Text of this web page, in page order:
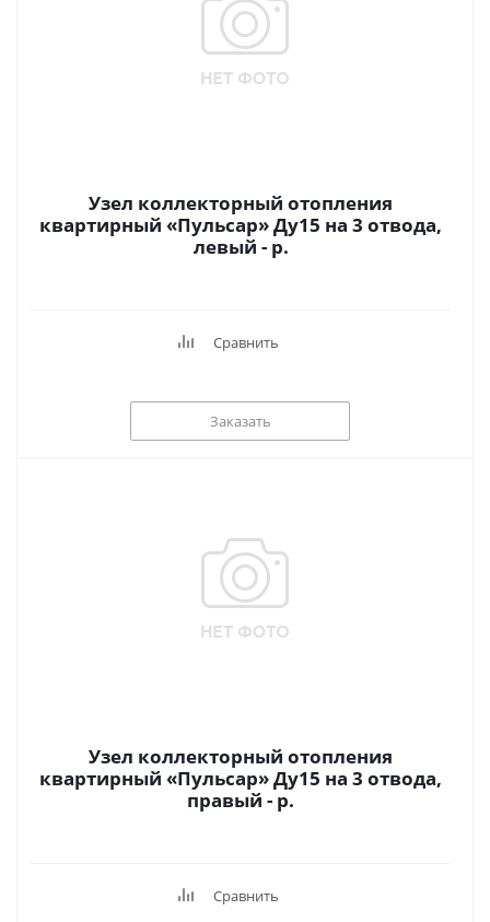
Узел коллекторный отопления
квартирный «Пульсар» Ду15 на 3 отвода,
левый - р.
Сравнить
Заказать
Узел коллекторный отопления
квартирный «Пульсар» Ду15 на 3 отвода,
правый - р.
Сравнить